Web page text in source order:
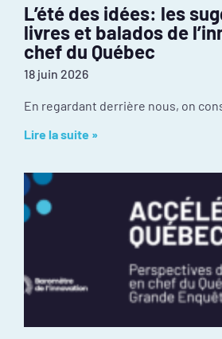
L’été des idées: les
livres et balados de
chef du Québec
18 juin 2026
Lire la suite »